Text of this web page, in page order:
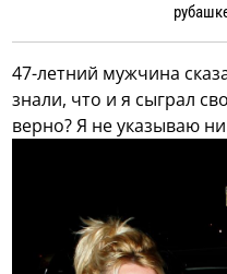
47-летний мужчина
знали, что и я сыграл
верно? Я не указываю